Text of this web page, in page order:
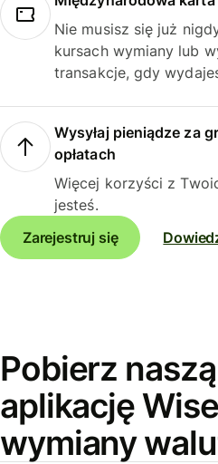
Nie musisz się już
kursach wymiany lub
transakcje, gdy
Wysyłaj pieniądze za
opłatach
Więcej korzyści z
jesteś.
Zarejestruj się
Pobierz
aplikację
wymiany